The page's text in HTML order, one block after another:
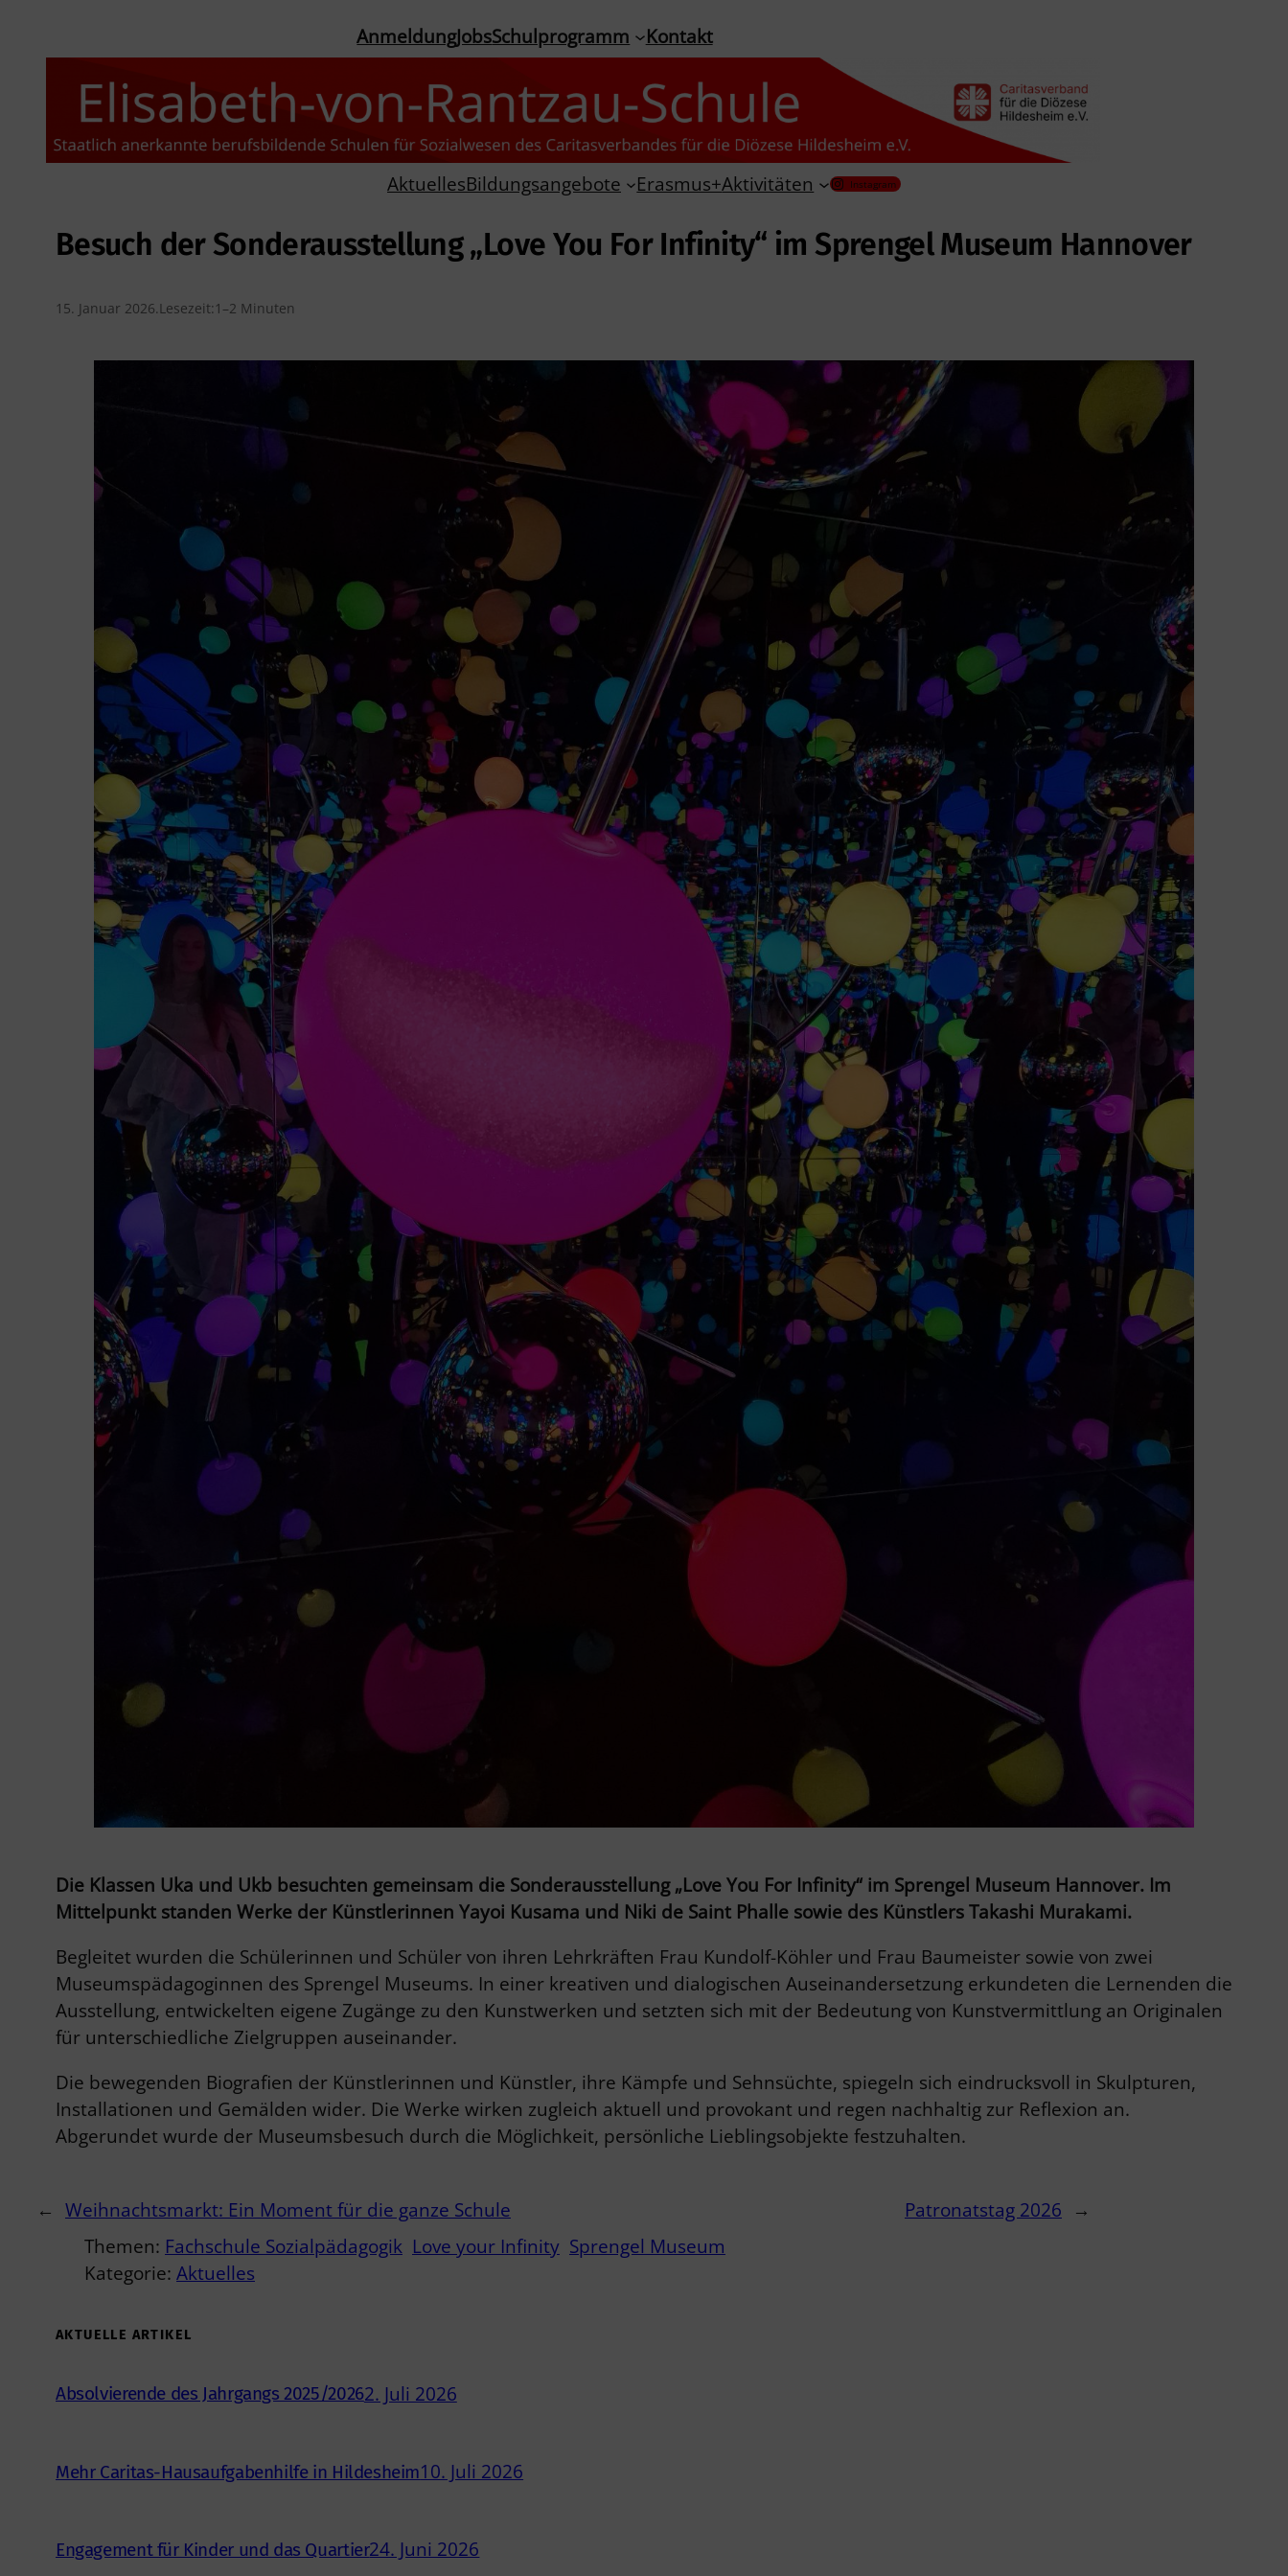
AnmeldungJobsSchulprogramm Kontakt
AktuellesBildungsangebote Erasmus+Aktivitäten Instagram
Besuch der Sonderausstellung „Love You For Infinity“ im Sprengel Museum Hannover
15. Januar 2026.Lesezeit: 1–2 Minuten
Die Klassen Uka und Ukb besuchten gemeinsam die Sonderausstellung „Love You For Infinity“ im Sprengel Museum Hannover. Im
Mittelpunkt standen Werke der Künstlerinnen Yayoi Kusama und Niki de Saint Phalle sowie des Künstlers Takashi Murakami.
Begleitet wurden die Schülerinnen und Schüler von ihren Lehrkräften Frau Kundolf-Köhler und Frau Baumeister sowie von zwei
Museumspädagoginnen des Sprengel Museums. In einer kreativen und dialogischen Auseinandersetzung erkundeten die Lernenden die
Ausstellung, entwickelten eigene Zugänge zu den Kunstwerken und setzten sich mit der Bedeutung von Kunstvermittlung an Originalen
für unterschiedliche Zielgruppen auseinander.
Die bewegenden Biografien der Künstlerinnen und Künstler, ihre Kämpfe und Sehnsüchte, spiegeln sich eindrucksvoll in Skulpturen,
Installationen und Gemälden wider. Die Werke wirken zugleich aktuell und provokant und regen nachhaltig zur Reflexion an.
Abgerundet wurde der Museumsbesuch durch die Möglichkeit, persönliche Lieblingsobjekte festzuhalten.
← Weihnachtsmarkt: Ein Moment für die ganze Schule Patronatstag 2026 →
Themen: Fachschule Sozialpädagogik Love your Infinity Sprengel Museum
Kategorie: Aktuelles
AKTUELLE ARTIKEL
Absolvierende des Jahrgangs 2025/20262. Juli 2026
Mehr Caritas-Hausaufgabenhilfe in Hildesheim10. Juli 2026
Engagement für Kinder und das Quartier24. Juni 2026